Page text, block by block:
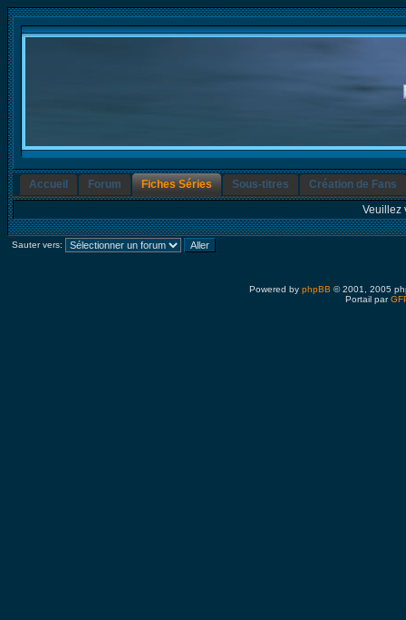
Accueil Forum Fiches Séries Sous-titres
Création de Fans
Veuillez
Sauter vers:
Powered by phpBB © 2001, 2005
Portail par